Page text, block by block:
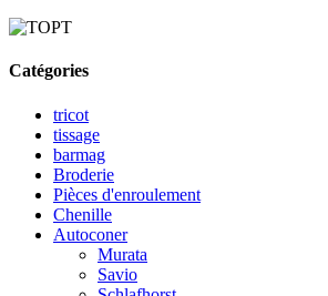
Catégories
tricot
tissage
barmag
Broderie
Pièces d'enroulement
Chenille
Autoconer
Murata
Savio